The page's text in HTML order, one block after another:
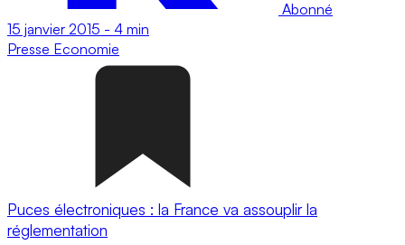
Abonné
15 janvier 2015 - 4 min
Presse Economie
Puces électroniques : la France va assouplir la
réglementation